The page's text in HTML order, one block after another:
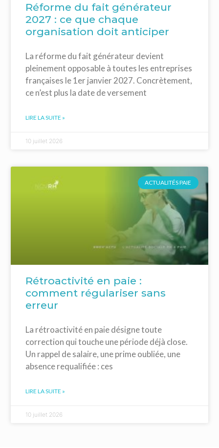
Réforme du fait générateur
2027 : ce que chaque
organisation doit anticiper
La réforme du fait générateur devient
pleinement opposable à toutes les entreprises
françaises le 1er janvier 2027. Concrètement,
ce n’est plus la date de versement
LIRE LA SUITE »
10 juillet 2026
ACTUALITÉS PAIE
Rétroactivité en paie :
comment régulariser sans
erreur
La rétroactivité en paie désigne toute
correction qui touche une période déjà close.
Un rappel de salaire, une prime oubliée, une
absence requalifiée : ces
LIRE LA SUITE »
10 juillet 2026